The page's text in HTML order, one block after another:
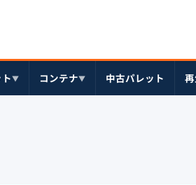
▼ コンテナ▼ 中古パレット